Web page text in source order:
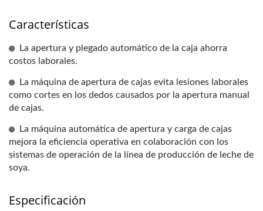
Características
La apertura y plegado automático de la caja ahorra
costos laborales.
La máquina de apertura de cajas evita lesiones laborales
como cortes en los dedos causados por la apertura manual
de cajas.
La máquina automática de apertura y carga de cajas
mejora la eficiencia operativa en colaboración con los
sistemas de operación de la línea de producción de leche de
soya.
Especificación